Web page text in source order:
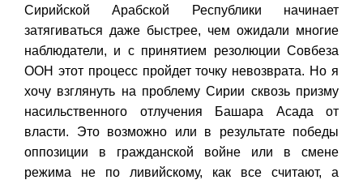
Сирийской Арабской Республики начинает
затягиваться даже быстрее, чем ожидали многие
наблюдатели, и с принятием резолюции Совбеза
ООН этот процесс пройдет точку невозврата. Но я
хочу взглянуть на проблему Сирии сквозь призму
насильственного отлучения Башара Асада от
власти. Это возможно или в результате победы
оппозиции в гражданской войне или в смене
режима не по ливийскому, как все считают, а